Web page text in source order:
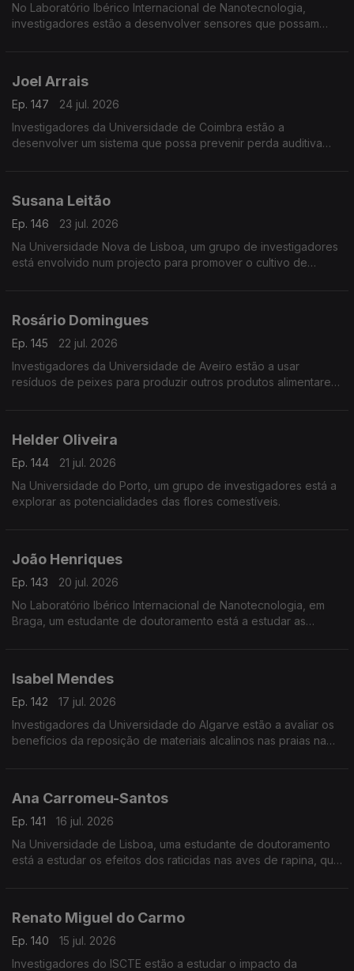
No Laboratório Ibérico Internacional de Nanotecnologia,
investigadores estão a desenvolver sensores que possam
Joel Arrais
Ep. 147
24 jul. 2026
Investigadores da Universidade de Coimbra estão a
desenvolver um sistema que possa prevenir perda auditiva
Susana Leitão
Ep. 146
23 jul. 2026
Na Universidade Nova de Lisboa, um grupo de investigadores
está envolvido num projecto para promover o cultivo de
Rosário Domingues
Ep. 145
22 jul. 2026
Investigadores da Universidade de Aveiro estão a usar
resíduos de peixes para produzir outros produtos alimentares
Helder Oliveira
Ep. 144
21 jul. 2026
Na Universidade do Porto, um grupo de investigadores está a
explorar as potencialidades das flores comestíveis.
João Henriques
Ep. 143
20 jul. 2026
No Laboratório Ibérico Internacional de Nanotecnologia, em
Braga, um estudante de doutoramento está a estudar as
Isabel Mendes
Ep. 142
17 jul. 2026
Investigadores da Universidade do Algarve estão a avaliar os
benefícios da reposição de materiais alcalinos nas praias na
Ana Carromeu-Santos
Ep. 141
16 jul. 2026
Na Universidade de Lisboa, uma estudante de doutoramento
está a estudar os efeitos dos raticidas nas aves de rapina, que
Renato Miguel do Carmo
Ep. 140
15 jul. 2026
Investigadores do ISCTE estão a estudar o impacto da